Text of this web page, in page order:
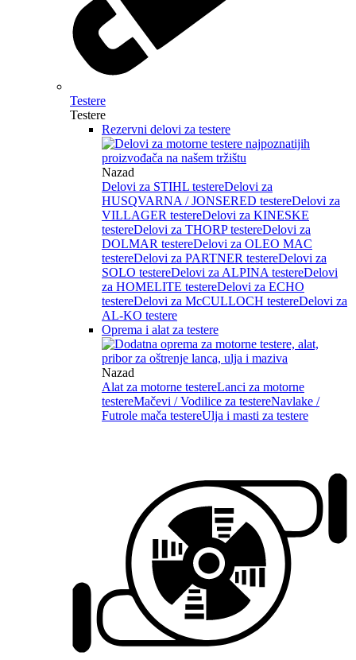
Testere
Testere
Rezervni delovi za testere
Nazad
Delovi za STIHL testereDelovi za
HUSQVARNA / JONSERED testereDelovi za
VILLAGER testereDelovi za KINESKE
testereDelovi za THORP testereDelovi za
DOLMAR testereDelovi za OLEO MAC
testereDelovi za PARTNER testereDelovi za
SOLO testereDelovi za ALPINA testereDelovi
za HOMELITE testereDelovi za ECHO
testereDelovi za McCULLOCH testereDelovi za
AL-KO testere
Oprema i alat za testere
Nazad
Alat za motorne testereLanci za motorne
testereMačevi / Vodilice za testereNavlake /
Futrole mača testereUlja i masti za testere